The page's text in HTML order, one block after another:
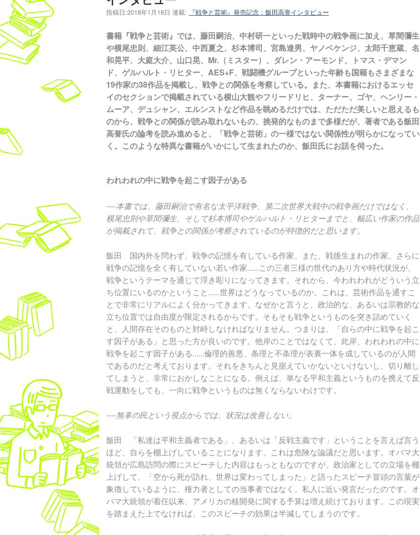
投稿日:2018年1月18日 連載: 『戦争と芸術』発売記念：飯田高誉インタビュー
書籍『戦争と芸術』では、藤田嗣治、中村研一といった戦時中の戦争画に加え、草間彌生
や横尾忠則、細江英公、中西夏之、杉本博司、宮島達男、ヤノベケンジ、太郎千恵蔵、名
和晃平、大庭大介、山口晃、Mr.（ミスター）、ダレン・アーモンド、トマス・デマン
ド、ゲルハルト・リヒター、AES+F、戦闘機グループといった年齢も国籍もさまざまな
19作家の38作品を掲載し、戦争との関係を考察している。また、本書籍におけるエッセ
イのセクションで掲載されている横山大観やフリードリヒ、ターナー、ゴヤ、ヘンリー・
ムーア、デュシャン、エルンストなど作品を眺めるだけでは、ただただ美しいと思えるも
のから、戦争との関係が読み取れないもの、挑発的なものまで多様だが、著者である飯田
高誉氏の論考を読み進めると、「戦争と芸術」の一様ではない関係性が明らかになってい
く。このような特異な書籍がいかにして生まれたのか、飯田氏にお話を伺った。
われわれの中に戦争を起こす因子がある
----本書では、藤田嗣治で有名な太平洋戦争、第二次世界大戦中の戦争画だけではなく、
横尾忠則や草間彌生、そして杉本博司やゲルハルト・リヒターまでと、幅広い作家の作品
が掲載されて、戦争との関係が考察されているのが特徴的だと思います。
飯田 国内外を問わず、戦争の記憶を有している作家、また、戦後生まれの作家、さらに
戦争の記憶を全く有していない若い作家......この三者三様の世代のあり方や時代状況が、
戦争というテーマを通じて浮き彫りになってきます。それから、今われわれがどういう立
ち位置にいるのかということ......世界はどうなっているのか。これは、芸術作品を通すこ
とで非常にリアルによく分かってきます。なぜかと言うと、政治的な、あるいは宗教的な
立ち位置では自由度が限定されるからです。そもそも戦争というものを突き詰めていく
と、人間存在そのものと対峙しなければなりません。つまりは、「自らの中に戦争を起こ
す因子がある」と思った方が良いのです。他岸のことではなくて、此岸、われわれの中に
戦争を起こす因子がある......倫理的善悪、条理と不条理が表裏一体を成しているのが人間
であるのだと考えております。それをきちんと見据えていかないといけないし、切り離し
てしまうと、非常におかしなことになる。例えば、単なる平和主義というものを携えて反
戦運動をしても、一向に戦争というものは無くならないわけです。
----無辜の民という視点からでは、状況は改善しない。
飯田 「私達は平和主義者である」、あるいは「反戦主義です」ということを言えば言う
ほど、自らを棚上げしていることになります。これは危険な論議だと思います。オバマ大
統領が広島訪問の際にスピーチした内容はもっともなのですが、政治家としての立場を棚
上げして、「空から死が訪れ、世界は変わってしまった」と語ったスピーチ冒頭の言葉が
象徴しているように、権力者としての当事者ではなく、私人に近い発言だったのです。オ
バマ大統領が着任以来、アメリカの核開発に関する予算は増え続けております。この現実
を踏まえた上でなければ、このスピーチの効果は半減してしまうのです。